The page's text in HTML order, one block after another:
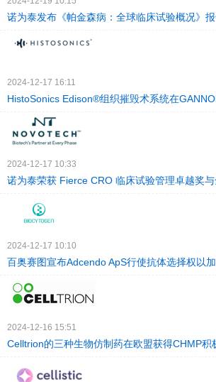
诺为泰发布《帕金森病：全球临床试验概况》
2024-12-17 16:11
HistoSonics Edison®组织摧毁术系统在
2024-12-17 10:33
诺为泰荣获 Fierce CRO 临床试验管理卓越奖
2024-12-17 10:10
百奥赛图宣布Adcendo ApS行使抗体选择权以
2024-12-16 15:51
Celltrion的三种生物仿制药在欧盟获得CHMP积